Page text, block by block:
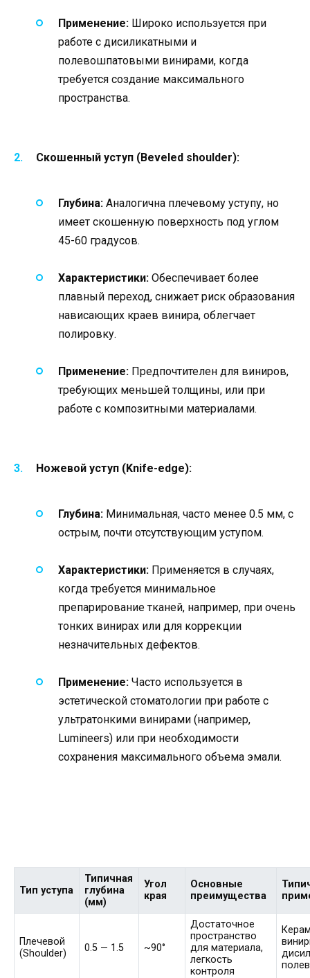
Применение: Широко используется при
работе с дисиликатными и
полевошпатовыми винирами, когда
требуется создание максимального
пространства.
Скошенный уступ (Beveled shoulder):
Глубина: Аналогична плечевому уступу, но
имеет скошенную поверхность под углом
45-60 градусов.
Характеристики: Обеспечивает более
плавный переход, снижает риск образования
нависающих краев винира, облегчает
полировку.
Применение: Предпочтителен для виниров,
требующих меньшей толщины, или при
работе с композитными материалами.
Ножевой уступ (Knife-edge):
Глубина: Минимальная, часто менее 0.5 мм, с
острым, почти отсутствующим уступом.
Характеристики: Применяется в случаях,
когда требуется минимальное
препарирование тканей, например, при очень
тонких винирах или для коррекции
незначительных дефектов.
Применение: Часто используется в
эстетической стоматологии при работе с
ультратонкими винирами (например,
Lumineers) или при необходимости
сохранения максимального объема эмали.
Тип уступа
Типичная
глубина
(мм)
Угол
края
Основные
преимущества
Плечевой
(Shoulder)
0.5 — 1.5 ~90°
Достаточное
пространство
для материала,
легкость
контроля